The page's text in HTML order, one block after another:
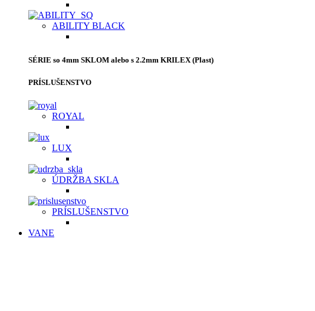
ABILITY BLACK
SÉRIE so 4mm SKLOM alebo s 2.2mm KRILEX (Plast)
PRÍSLUŠENSTVO
ROYAL
LUX
ÚDRŽBA SKLA
PRÍSLUŠENSTVO
VANE